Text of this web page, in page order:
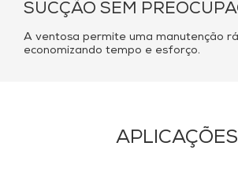
SUCÇÃO SEM
A ventosa permite uma manutenção
economizando tempo e esforço.
APLICAÇÕES